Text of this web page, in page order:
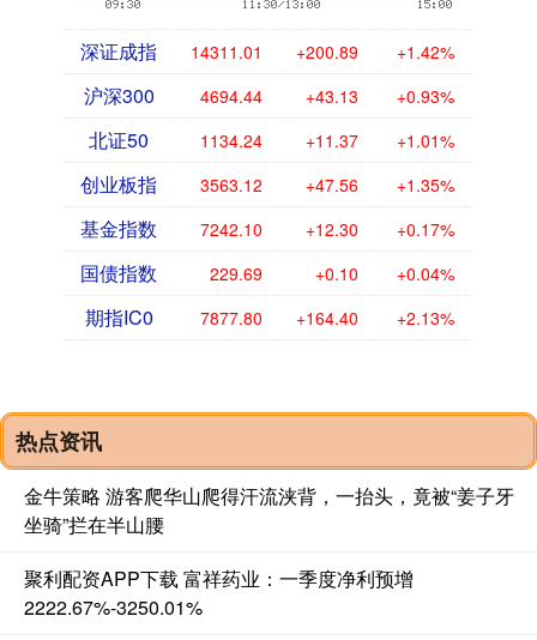
深证成指 14311.01 +200.89 +1.42%
沪深300 4694.44 +43.13 +0.93%
北证50 1134.24 +11.37 +1.01%
创业板指 3563.12 +47.56 +1.35%
基金指数 7242.10 +12.30 +0.17%
国债指数 229.69 +0.10 +0.04%
期指IC0 7877.80 +164.40 +2.13%
热点资讯
金牛策略 游客爬华山爬得汗流浃背，一抬头，竟被“姜子牙
坐骑”拦在半山腰
聚利配资APP下载 富祥药业：一季度净利预增
2222.67%-3250.01%